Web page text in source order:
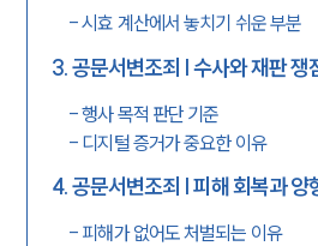
-시효 계산에서 놓치기 쉬운 부분
3.공문서변조죄 | 수사와 재판 쟁
-행사 목적 판단 기준
- 디지털 증거가 중요한 이유
4.공문서변조죄 | 피해 회복과 양
- 피해가 없어도 처벌되는 이유